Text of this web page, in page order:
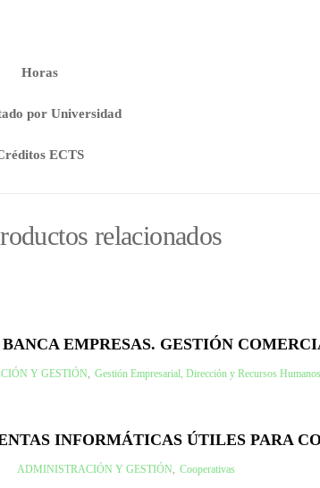
Horas
por Universidad
ECTS
relacionados
BANCA EMPRESAS. GESTIÓN
Y GESTIÓN Gestión Empresarial, Dirección y Recursos Humanos
INFORMÁTICAS ÚTILES PARA
ADMINISTRACIÓN Y GESTIÓN, Cooperativas